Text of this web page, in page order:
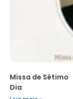
Missa de Sétimo
Dia